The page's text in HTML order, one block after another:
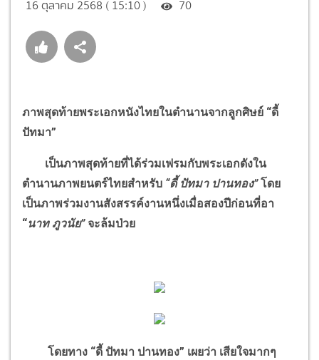
16 ตุลาคม 2568 ( 15:10 ) 70
ภาพสุดท้ายพระเอกหนังไทยในตำนานจากลูกศิษย์ “ดี้
ปัทมา”
เป็นภาพสุดท้ายที่ได้ร่วมเฟรมกับพระเอกดังใน
ตำนานภาพยนตร์ไทยสำหรับ “ดี้ ปัทมา ปานทอง” โดย
เป็นภาพร่วมงานสังสรรค์งานหนึ่งเมื่อสองปีก่อนที่อา
“นาท ภูวนัย”จะล้มป่วย
โดยทาง “ดี้ ปัทมา ปานทอง” เผยว่า เสียใจมากๆ